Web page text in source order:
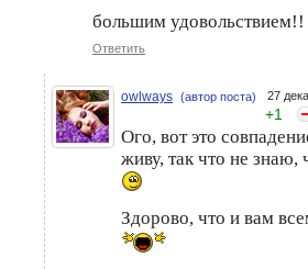
большим удовольствием!!
Ответить
owlways (автор поста) 27
+1
Ого, вот это
живу, так что не знаю,
Здорово, что и вам